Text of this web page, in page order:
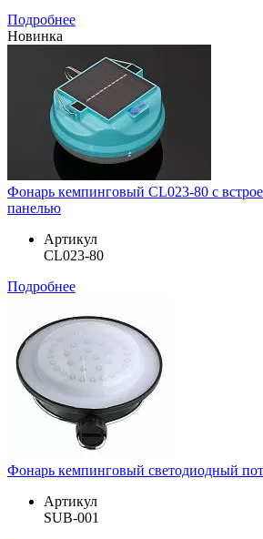
Подробнее
Новинка
Фонарь кемпинговый CL023-80 с
панелью
Артикул
CL023-80
Подробнее
Фонарь кемпинговый светодиодный
Артикул
SUB-001